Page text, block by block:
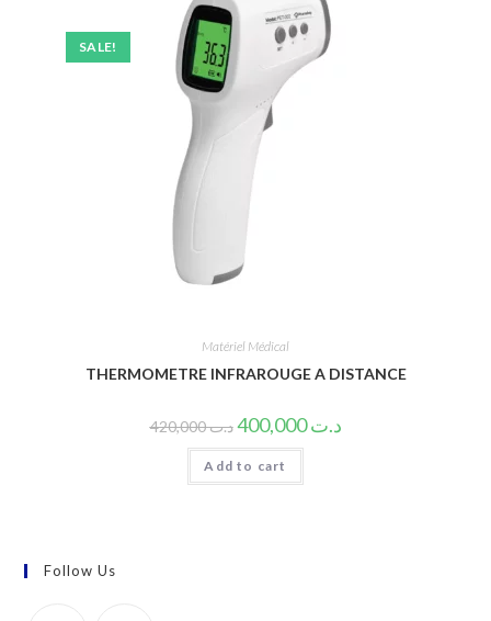
SALE!
Matériel Médical
THERMOMETRE INFRAROUGE A DISTANCE
د.ت420,000 د.ت400,000
Add to cart
Follow Us